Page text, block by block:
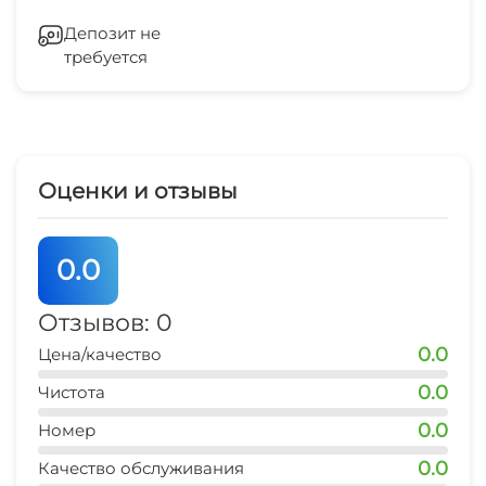
Стиральная машина
Спутниковое ТВ
Прачечная
Депозит не
требуется
Оценки и отзывы
0.0
Отзывов: 0
Цена/качество 0.0
Чистота 0.0
Номер 0.0
Качество обслуживания 0.0